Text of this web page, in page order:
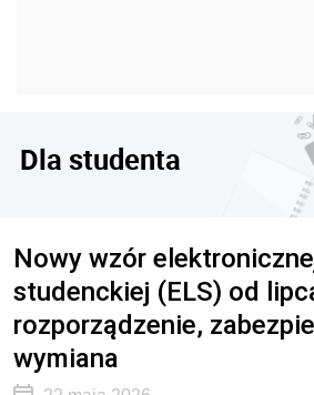
Dla studenta
Nowy wzór
studenckiej (ELS) od
rozporządzenie,
wymiana